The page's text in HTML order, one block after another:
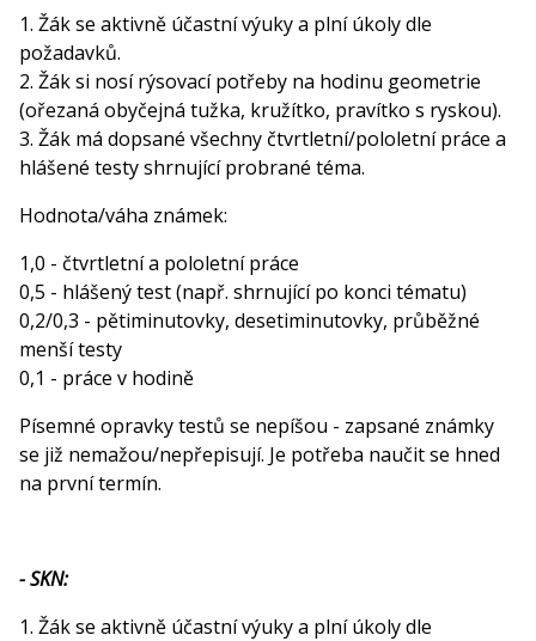
1. Žák se aktivně účastní výuky a plní úkoly dle
požadavků.
2. Žák si nosí rýsovací potřeby na hodinu geometrie
(ořezaná obyčejná tužka, kružítko, pravítko s ryskou).
3. Žák má dopsané všechny čtvrtletní/pololetní práce a
hlášené testy shrnující probrané téma.
Hodnota/váha známek:
1,0 - čtvrtletní a pololetní práce
0,5 - hlášený test (např. shrnující po konci tématu)
0,2/0,3 - pětiminutovky, desetiminutovky, průběžné
menší testy
0,1 - práce v hodině
Písemné opravky testů se nepíšou - zapsané známky
se již nemažou/nepřepisují. Je potřeba naučit se hned
na první termín.
- SKN:
1. Žák se aktivně účastní výuky a plní úkoly dle